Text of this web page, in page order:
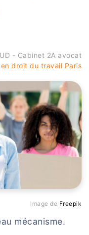
- Cabinet 2A avocat
droit du travail Paris
Image de Freepik
mécanisme.